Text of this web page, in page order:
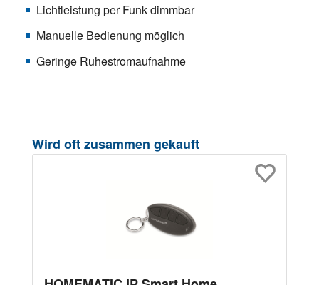
Lichtleistung per Funk dimmbar
Manuelle Bedienung möglich
Geringe Ruhestromaufnahme
Produktgalerie überspringen
Wird oft zusammen gekauft